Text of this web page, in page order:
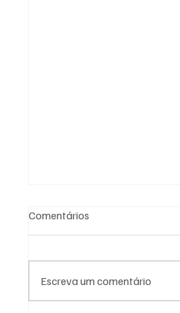
Comentários
Escreva um comentário